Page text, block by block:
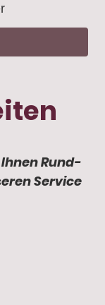
Rund-
Service